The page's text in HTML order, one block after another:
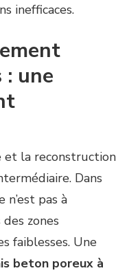
inefficaces.
: une
et la reconstruction
Dans
n’est pas à
zones
faiblesses. Une
beton poreux à